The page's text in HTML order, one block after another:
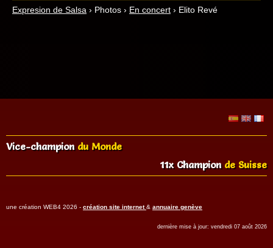
Expresion de Salsa › Photos › En concert › Elito Revé
Vice-champion du Monde
11x Champion de Suisse
une création WEB4 2026 - création site internet & annuaire genève
dernière mise à jour: vendredi 07 août 2026